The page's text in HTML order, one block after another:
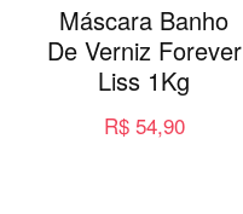
Máscara Banho
De Verniz Forever
Liss 1Kg
R$54,90